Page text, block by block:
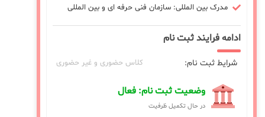
مدرک بین المللی: سازمان فنی حرفه ای و بین المللی
ادامه فرایند ثبت نام
شرایط ثبت نام: کلاس حضوری و غیر حضوری
وضعیت ثبت نام: فعال
در حال تکمیل ظرفیت